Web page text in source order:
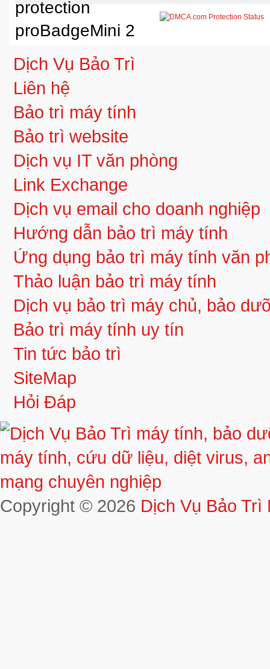
Dịch Vụ Bảo Trì
Liên hệ
Bảo trì máy tính
Bảo trì website
Dịch vụ IT văn phòng
Link Exchange
Dịch vụ email cho doanh nghiệp
Hướng dẫn bảo trì máy tính
Ứng dụng bảo trì máy tính văn
Thảo luận bảo trì máy tính
Dịch vụ bảo trì máy chủ, bảo
Bảo trì máy tính uy tín
Tin tức bảo trì
SiteMap
Hỏi Đáp
Copyright © 2026 Dịch Vụ Bảo Trì